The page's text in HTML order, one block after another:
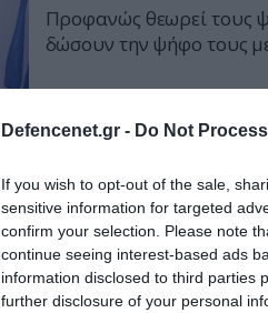
Defencenet.gr - Do Not
If you wish to opt-out of the sale,
sensitive information for targeted
confirm your selection. Please note
continue seeing interest-based ads
information disclosed to third parties
further disclosure of your personal
Προφανώς θεωρεί τους
δώσουν την ψήφο τους